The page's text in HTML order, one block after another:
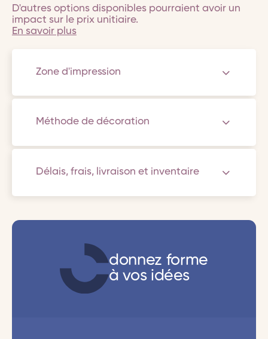
D'autres options disponibles pourraient avoir un
impact sur le prix unitiaire.
En savoir plus
Zone d'impression
Méthode de décoration
Délais, frais, livraison et inventaire
donnez forme
à vos idées